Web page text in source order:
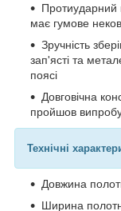
Протиударний
має гумове
Зручність
зап'ясті та
поясі
Довговічна
пройшов
Технічні
Довжина
Ширина